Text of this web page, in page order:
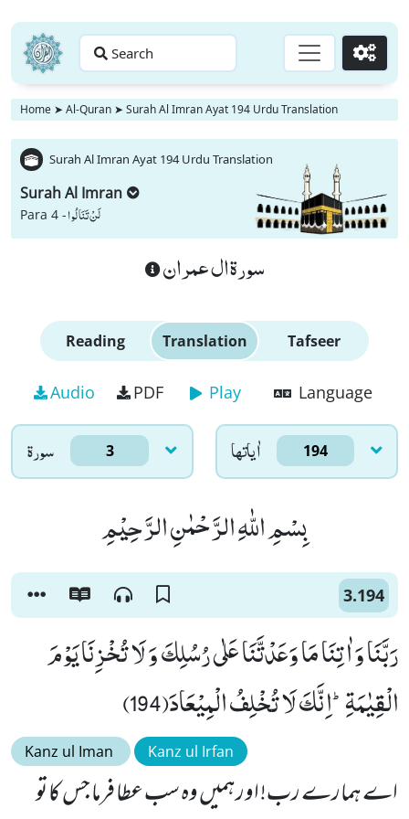
Search Go
Home ➤ Al-Quran ➤ Surah Al Imran Ayat 194 Urdu Translation
Surah Al Imran Ayat 194 Urdu Translation
Surah Al Imran
Para 4 -لَنْ تَنَالُوا
سورة ال عمران
Reading Translation Tafseer
Audio PDF Play Language
سورۃ 3 اٰياتها 194
بِسْمِ اللّٰهِ الرَّحْمٰنِ الرَّحِیْمِ
3.194
رَبَّنَا وَ اٰتِنَا مَا وَعَدْتَّنَا عَلٰى رُسُلِكَ وَ لَا تُخْزِنَا یَوْمَ
الْقِیٰمَةِؕ-اِنَّكَ لَا تُخْلِفُ الْمِیْعَادَ(194)
Kanz ul Iman Kanz ul Irfan
اے ہمارے رب! اورہمیں وہ سب عطا فرما جس کا تو